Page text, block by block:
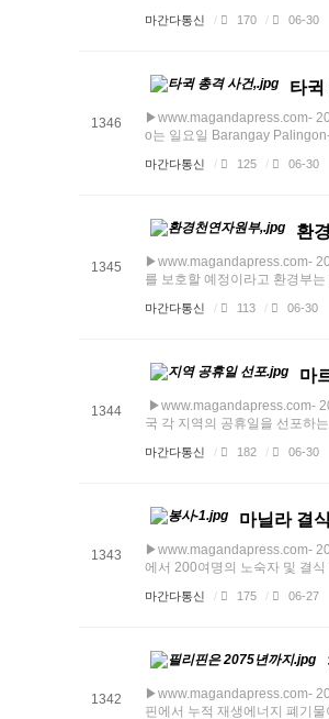
마간다통신 / 170 / 06-30
1346
타귁
▶www.magandapress.com-
o는 일요일 Barangay
마간다통신 / 125 / 06-30
1345
환
▶www.magandapress.com-
를 보호할 예정이라고 환경부
마간다통신 / 113 / 06-30
1344
마
▶www.magandapress.com-
국 각 지역의 공휴일을 선포하
마간다통신 / 182 / 06-30
1343
마닐라 결
▶www.magandapress.com-
에서 200여명의 노숙자 및 결
마간다통신 / 175 / 06-27
1342
▶www.magandapress.com-
핀에서 누적 재생에너지 폐기